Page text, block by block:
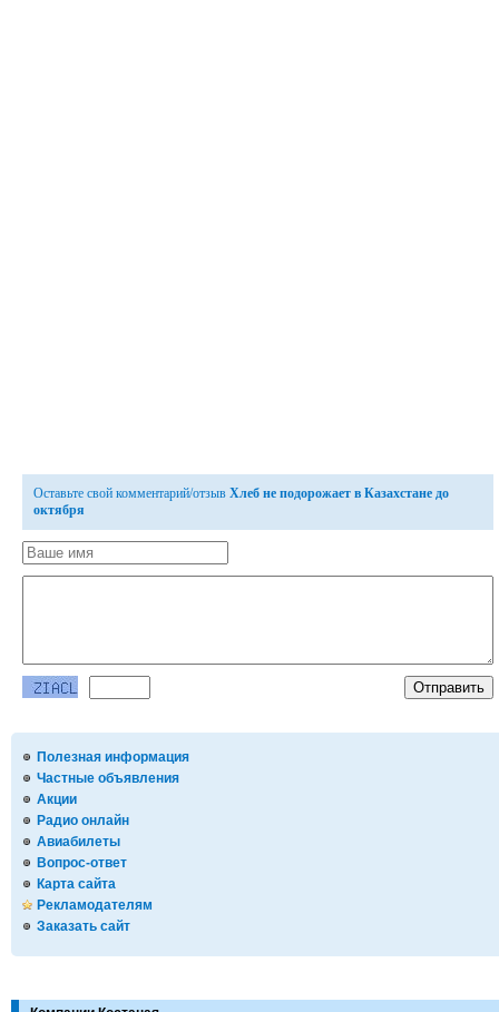
Полезная информация
Частные объявления
Акции
Радио онлайн
Авиабилеты
Вопрос-ответ
Карта сайта
Рекламодателям
Заказать сайт
Оставьте свой комментарий/отзыв Хлеб не подорожает в Казахстане до
октября